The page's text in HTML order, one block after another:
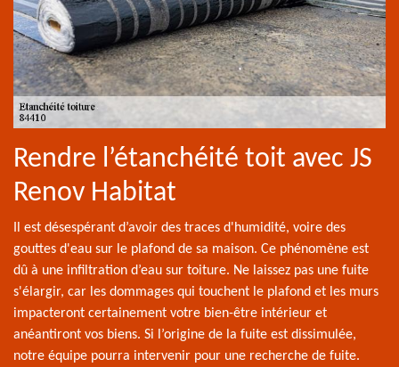
Rendre l’étanchéité toit avec JS
Renov Habitat
Il est désespérant d’avoir des traces d'humidité, voire des
gouttes d'eau sur le plafond de sa maison. Ce phénomène est
dû à une infiltration d’eau sur toiture. Ne laissez pas une fuite
s'élargir, car les dommages qui touchent le plafond et les murs
impacteront certainement votre bien-être intérieur et
anéantiront vos biens. Si l’origine de la fuite est dissimulée,
notre équipe pourra intervenir pour une recherche de fuite.